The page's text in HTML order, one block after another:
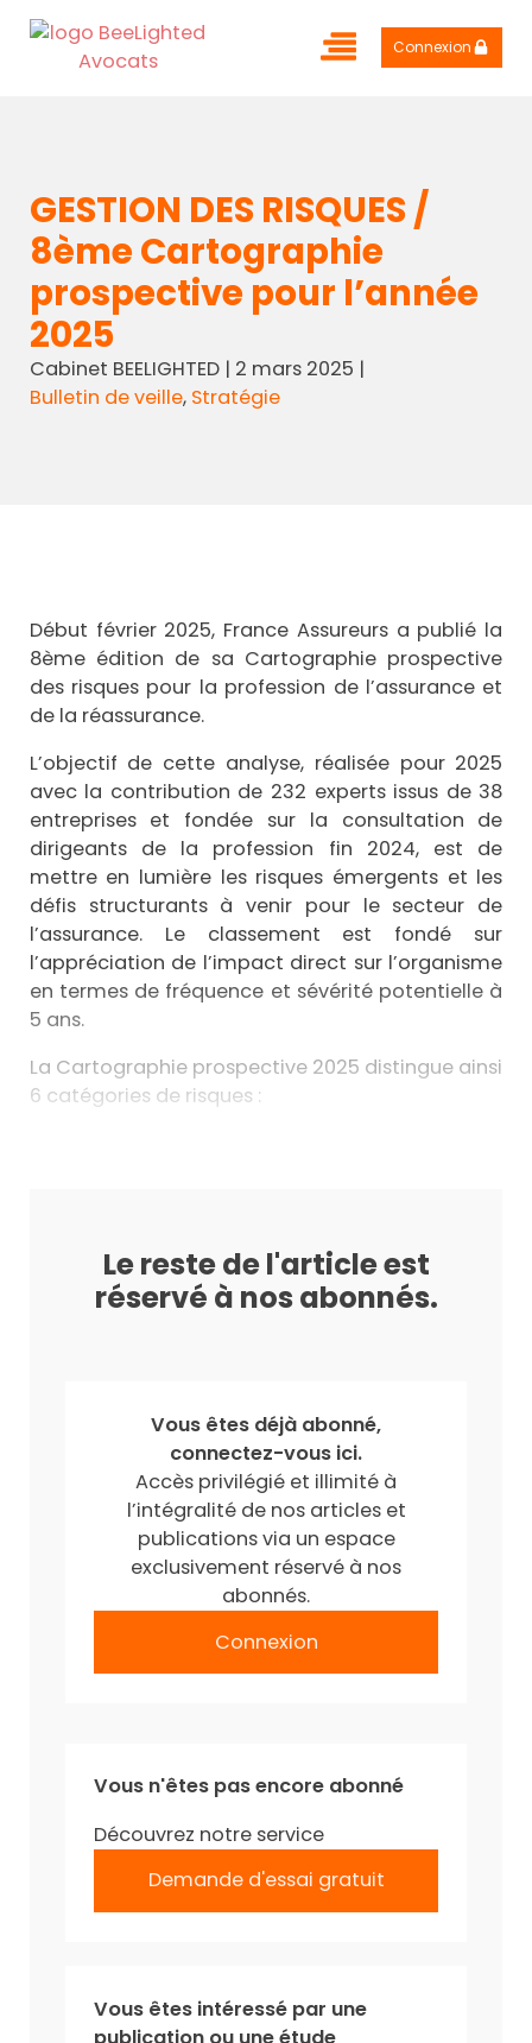
Connexion
GESTION DES RISQUES /
8ème Cartographie
prospective pour l’année
2025
Cabinet BEELIGHTED| 2 mars 2025 |
Bulletin de veille, Stratégie
Début février 2025, France Assureurs a publié la
8ème édition de sa Cartographie prospective
des risques pour la profession de l’assurance et
de la réassurance.
L’objectif de cette analyse, réalisée pour 2025
avec la contribution de 232 experts issus de 38
entreprises et fondée sur la consultation de
dirigeants de la profession fin 2024, est de
mettre en lumière les risques émergents et les
défis structurants à venir pour le secteur de
l’assurance. Le classement est fondé sur
l’appréciation de l’impact direct sur l’organisme
en termes de fréquence et sévérité potentielle à
5 ans.
La Cartographie prospective 2025 distingue ainsi
6 catégories de risques :
Le reste de l'article est
réservé à nos abonnés.
Vous êtes déjà abonné,
connectez-vous ici.
Accès privilégié et illimité à
l’intégralité de nos articles et
publications via un espace
exclusivement réservé à nos
abonnés.
Connexion
Vous n'êtes pas encore abonné
Découvrez notre service
Demande d'essai gratuit
Vous êtes intéressé par une
publication ou une étude